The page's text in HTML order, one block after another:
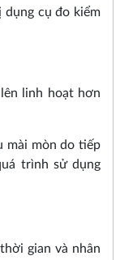
dụng cụ đo kiểm
linh hoạt hơn
mài mòn do tiếp
trình sử dụng
gian và nhân